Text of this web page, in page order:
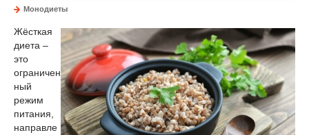
Монодиеты
Жёсткая
диета –
это
ограничен
ный
режим
питания,
направле